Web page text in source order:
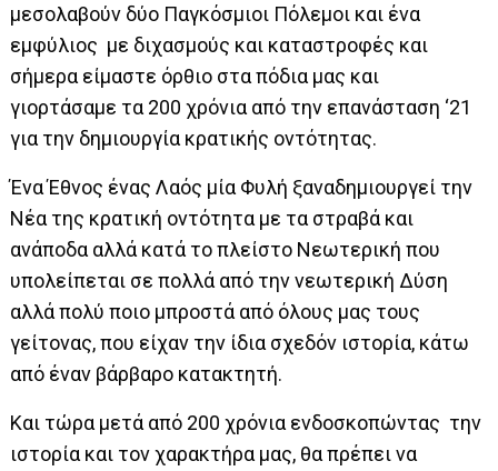
μεσολαβούν δύο Παγκόσμιοι Πόλεμοι και ένα
εμφύλιος με διχασμούς και καταστροφές και
σήμερα είμαστε όρθιο στα πόδια μας και
γιορτάσαμε τα 200 χρόνια από την επανάσταση ‘21
για την δημιουργία κρατικής οντότητας.
Ένα Έθνος ένας Λαός μία Φυλή ξαναδημιουργεί την
Νέα της κρατική οντότητα με τα στραβά και
ανάποδα αλλά κατά το πλείστο Νεωτερική που
υπολείπεται σε πολλά από την νεωτερική Δύση
αλλά πολύ ποιο μπροστά από όλους μας τους
γείτονας, που είχαν την ίδια σχεδόν ιστορία, κάτω
από έναν βάρβαρο κατακτητή.
Και τώρα μετά από 200 χρόνια ενδοσκοπώντας την
ιστορία και τον χαρακτήρα μας, θα πρέπει να